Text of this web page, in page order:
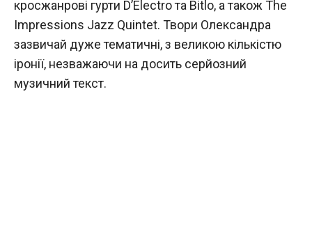
кросжанрові гурти D’Electro та Bitlo, а також The
Impressions Jazz Quintet. Твори Олександра
зазвичай дуже тематичні, з великою кількістю
іронії, незважаючи на досить серйозний
музичний текст.